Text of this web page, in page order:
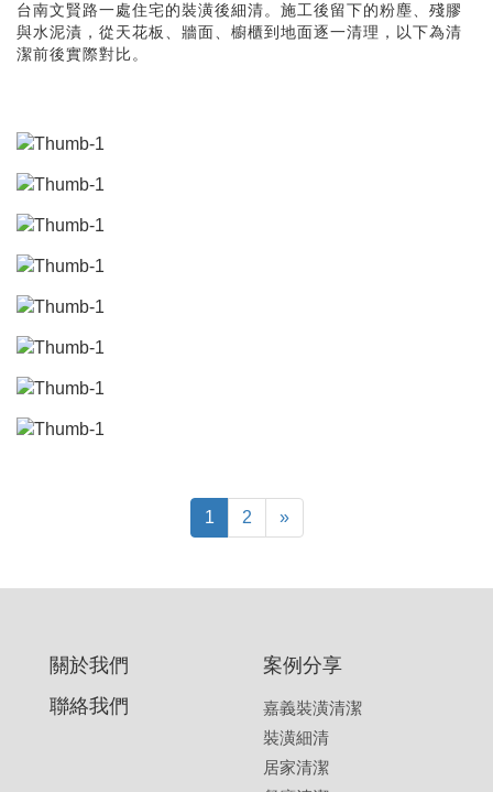
台南文賢路一處住宅的裝潢後細清。施工後留下的粉塵、殘膠
與水泥漬，從天花板、牆面、櫥櫃到地面逐一清理，以下為清
潔前後實際對比。
1 2 »
關於我們
聯絡我們
案例分享
嘉義裝潢清潔
裝潢細清
居家清潔